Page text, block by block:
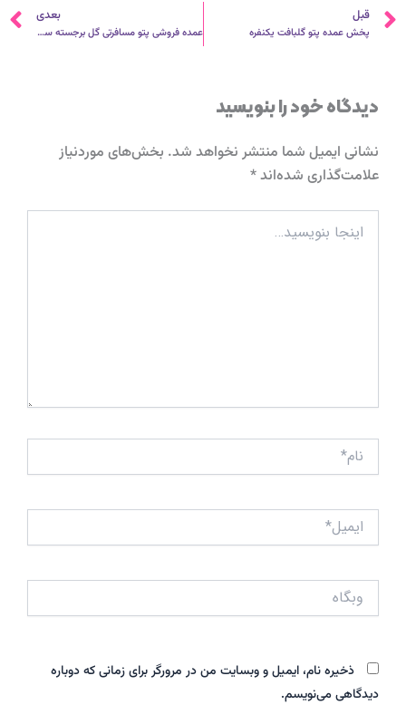
قبلی
قبل
پخش عمده پتو گلبافت یکنفره
بعدی
عمده فروشی پتو مسافرتی گل برجسته سنس
دیدگاه‌ خود را بنویسید
نشانی ایمیل شما منتشر نخواهد شد. بخش‌های موردنیاز
علامت‌گذاری شده‌اند*
بنویسید…
نام*
ایمیل*
ذخیره نام، ایمیل و وبسایت من در مرورگر برای زمانی که دوباره
دیدگاهی می‌نویسم.